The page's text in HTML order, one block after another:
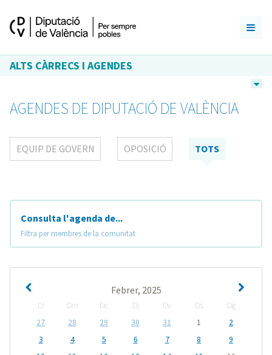
ALTS CÀRRECS I AGENDES
AGENDES DE DIPUTACIÓ DE VALÈNCIA
EQUIP DE GOVERN OPOSICIÓ TOTS
Consulta l'agenda de...
Filtra per membres de la comunitat
Febrer, 2025
Dl Dm Dc Dj Dv Ds
Dg
27
28 29 30 31 1
2
3
4 5 6 7 8
9